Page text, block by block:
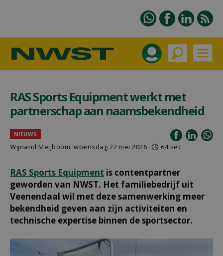
RAS Sports Equipment werkt met
partnerschap aan naamsbekendheid
NIEUWS
Wijnand Meijboom, woensdag 27 mei 2026 64 sec
RAS Sports Equipment is contentpartner
geworden van NWST. Het familiebedrijf uit
Veenendaal wil met deze samenwerking meer
bekendheid geven aan zijn activiteiten en
technische expertise binnen de sportsector.